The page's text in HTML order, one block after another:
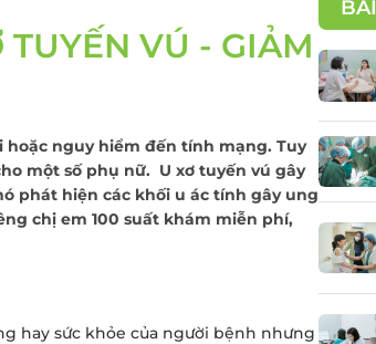
Điều trị viêm lộ tuyến
cổ tử cung
Cấy que tránh thai
Tiêm chủng cho trẻ em
và người lớn
Gói xét nghiệm vi chất
dinh dưỡng
Điều trị hiếm muộn -
VÚ - GIẢM
nguy hiểm đến tính mạng. Tuy
một số phụ nữ. U xơ tuyến vú gây
phát hiện các khối u ác tính gây ung
chị em 100 suất khám miễn phí,
hay sức khỏe của người bệnh nhưng